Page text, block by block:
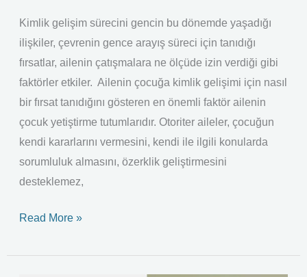
Kimlik gelişim sürecini gencin bu dönemde yaşadığı
ilişkiler, çevrenin gence arayış süreci için tanıdığı
fırsatlar, ailenin çatışmalara ne ölçüde izin verdiği gibi
faktörler etkiler. Ailenin çocuğa kimlik gelişimi için nasıl
bir fırsat tanıdığını gösteren en önemli faktör ailenin
çocuk yetiştirme tutumlarıdır. Otoriter aileler, çocuğun
kendi kararlarını vermesini, kendi ile ilgili konularda
sorumluluk almasını, özerklik geliştirmesini
desteklemez,
Read More »